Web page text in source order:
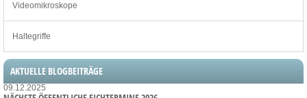
Videomikroskope
Haltegriffe
AKTUELLE BLOGBEITRÄGE
09.12.2025